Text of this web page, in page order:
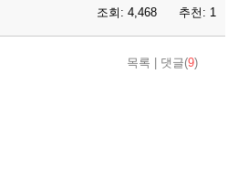
조회: 4,468 추천: 1
목록 댓글(9)